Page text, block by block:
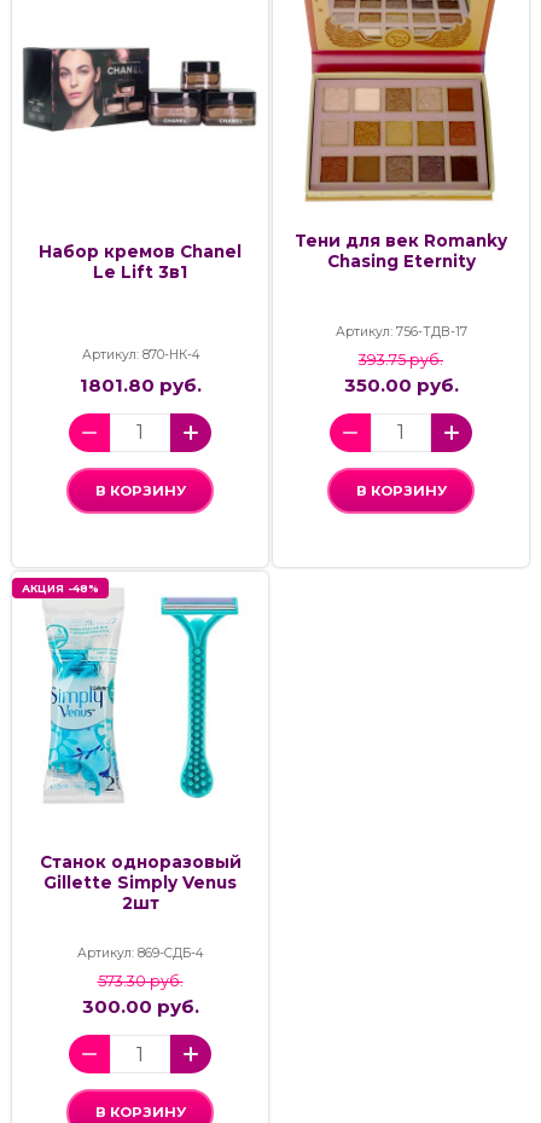
Набор кремов Chanel
Le Lift 3в1
Артикул: 870-НК-4
1801.80 руб.
В КОРЗИНУ
Тени для век Romanky
Chasing Eternity
Артикул: 756-ТДВ-17
393.75 руб.
350.00 руб.
В КОРЗИНУ
АКЦИЯ -48%
Станок одноразовый
Gillette Simply Venus
2шт
Артикул: 869-СДБ-4
573.30 руб.
300.00 руб.
В КОРЗИНУ